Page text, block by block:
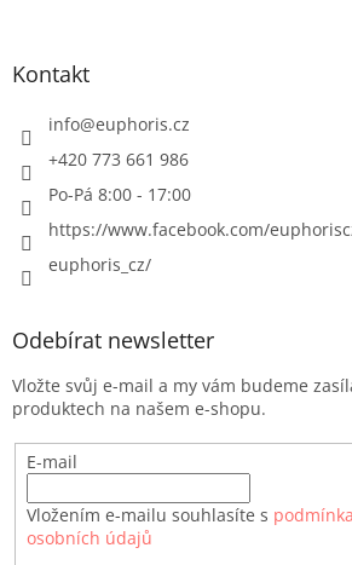
Kontakt
info@euphoris.cz
+420 773 661 986
Po-Pá 8:00 - 17:00
https://www.facebook.com/
euphoris_cz/
Odebírat newsletter
Vložte svůj e-mail a my vám budeme
produktech na našem e-shopu.
E-mail
Vložením e-mailu souhlasíte s
osobních údajů